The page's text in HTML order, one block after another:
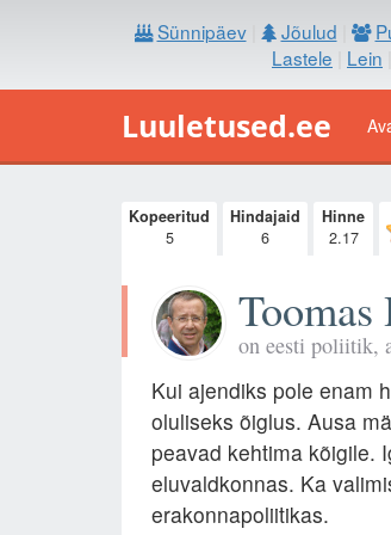
Sünnipäev| Jõulud
Lastele
Lein
Luuletused.ee
Kopeeritud
5
Hindajaid
6
Hinne
2.17
on eesti poliitik,
Kui ajendiks pole enam
oluliseks õiglus. Ausa
peavad kehtima kõigile.
eluvaldkonnas. Ka
erakonnapoliitikas.